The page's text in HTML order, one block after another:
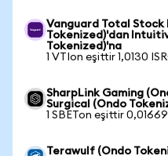
Vanguard Total Stock
Tokenized)'dan
Tokenized)'na
1 VTIon eşittir 1,0130
SharpLink Gaming
Surgical (Ondo
1 SBETon eşittir
Terawulf (Ondo